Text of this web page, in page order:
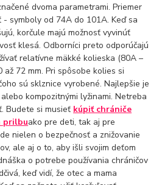
dvoma parametrami. Priemer
symboly od 74A do 101A. Keď sa
korčule majú možnosť vyvinúť
klesá. Odborníci preto odporúčajú
relatívne mäkké kolieska (80A –
72 mm. Pri spôsobe kolies si
sú sklznice vyrobené. Najlepšie je
kompozitnými lyžinami. Netreba
Budete si musieť kúpiť chrániče
prilbuako pre deti, tak aj pre
nielen o bezpečnosť a znižovanie
ale aj o to, aby išli svojim deťom
o potrebe používania chráničov
keď vidí, že otec a mama